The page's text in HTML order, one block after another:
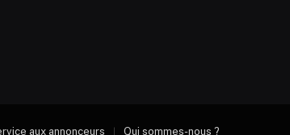
aux annonceurs Qui sommes-nous ?